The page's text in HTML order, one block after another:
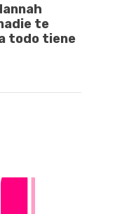
te
todo tiene